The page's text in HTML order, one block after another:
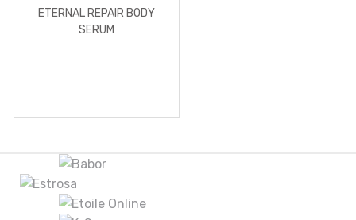
ETERNAL REPAIR BODY
SERUM